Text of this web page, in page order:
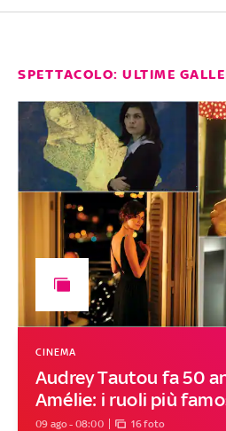
SPETTACOLO: ULTIME
Audrey Tautou fa 50
Amélie: i ruoli più
CINEMA
09 ago - 08:00 16 foto